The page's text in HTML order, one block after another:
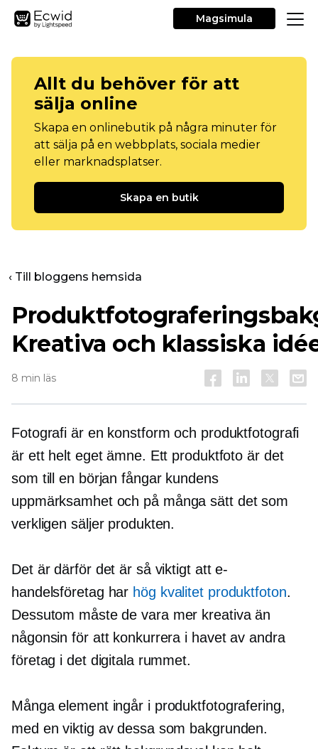
Magsimula
Allt du behöver för att
sälja online
Skapa en onlinebutik på några minuter för
att sälja på en webbplats, sociala medier
eller marknadsplatser.
Skapa en butik
‹ Till bloggens hemsida
Kreativa och klassiska
8 min läs
Fotografi är en konstform och produktfotografi
är ett helt eget ämne. Ett produktfoto är det
som till en början fångar kundens
uppmärksamhet och på många sätt det som
verkligen säljer produkten.
Det är därför det är så viktigt att e-
handelsföretag har hög kvalitetproduktfoton.
Dessutom måste de vara mer kreativa än
någonsin för att konkurrera i havet av andra
företag i det digitala rummet.
Många element ingår i produktfotografering,
med en viktig av dessa som bakgrunden.